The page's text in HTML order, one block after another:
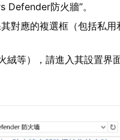
Defender防火牆”。
對應的複選框（包括私用
等），請進入其設置界